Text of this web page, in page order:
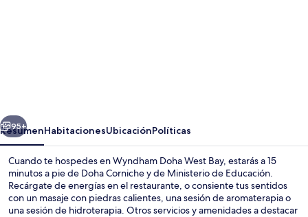
Siguiente
95+
ResumenHabitacionesUbicaciónPolíticas
Cuando te hospedes en Wyndham Doha West Bay, estarás a 15
minutos a pie de Doha Corniche y de Ministerio de Educación.
Recárgate de energías en el restaurante, o consiente tus sentidos
con un masaje con piedras calientes, una sesión de aromaterapia o
una sesión de hidroterapia. Otros servicios y amenidades a destacar